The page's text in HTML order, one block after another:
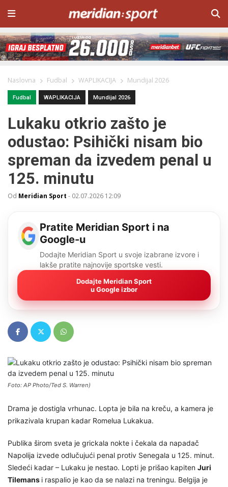
Naslovna Fudbal WAPLIKACIJA Mundijal 2026
Fudbal WAPLIKACIJA Mundijal 2026
Lukaku otkrio zašto je
odustao: Psihički nisam bio
spreman da izvedem penal u
125. minutu
Od Meridian Sport - 02.07.2026 12:09
Pratite Meridian Sport i na
Google-u
Dodajte Meridian Sport u svoje izabrane izvore i
lakše pratite najnovije sportske vesti.
Dodajte Meridian Sport
u Google izbor
Foto: AP Photo/Ted S. Warren)
Drama je dostigla vrhunac. Lopta je bila na kreču, a kamera je
prikazivala krupan kadar Romelua Lukakua.
Publika širom sveta je grickala nokte i čekala da napadač
Napolija izvede odlučujući penal protiv Senegala u 125. minut.
Sledeći kadar – Lukaku je nestao. Lopti je prišao kapiten Juri
Tilemans i raspalio je kao da se nalazi na treningu. Belgija je